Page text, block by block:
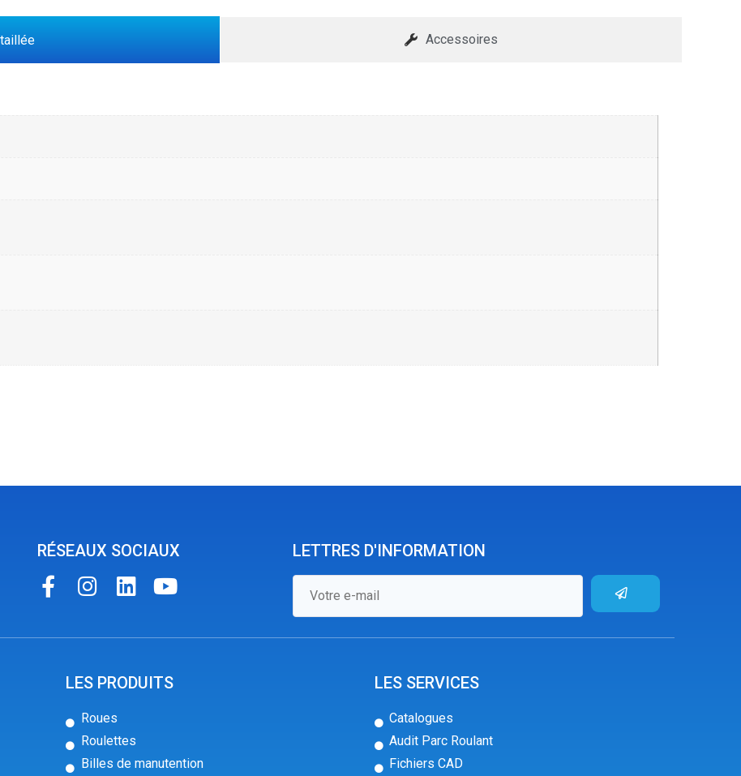
Accessoires
RÉSEAUX SOCIAUX LETTRES D'INFORMATION
LES PRODUITS
Roues
Roulettes
Billes de manutention
LES SERVICES
Catalogues
Audit Parc Roulant
Fichiers CAD